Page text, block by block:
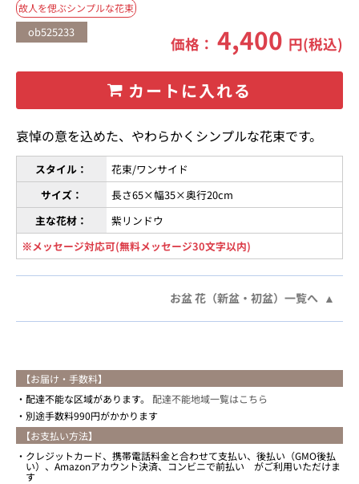
故人を偲ぶシンプルな花束
ob525233
価格：4,400 円(税込)
カートに入れる
哀悼の意を込めた、やわらかくシンプルな花束です。
スタイル：
花束/ワンサイド
サイズ：
長さ65×幅35×奥行20cm
主な花材：
紫リンドウ
※メッセージ対応可(無料メッセージ30文字以内)
お盆 花（新盆・初盆）一覧へ
【お届け・手数料】
配達不能な区域があります。 配達不能地域一覧はこちら
別途手数料990円がかかります
【お支払い方法】
クレジットカード、携帯電話料金と合わせて支払い、後払い（GMO後払
い）、Amazonアカウント決済、コンビニで前払い がご利用いただけま
す